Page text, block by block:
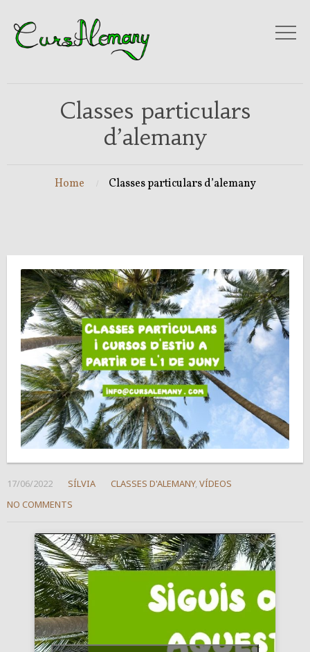
Classes particulars
d’alemany
Home Classes particulars d’alemany
17/06/2022 SÍLVIA CLASSES D'ALEMANY, VÍDEOS
NO COMMENTS